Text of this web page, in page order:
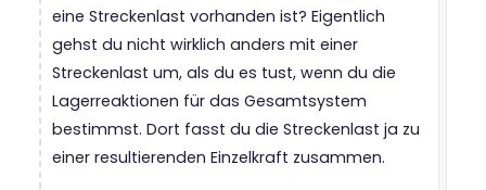
eine Streckenlast vorhanden ist? Eigentlich
gehst du nicht wirklich anders mit einer
Streckenlast um, als du es tust, wenn du die
Lagerreaktionen für das Gesamtsystem
bestimmst. Dort fasst du die Streckenlast ja zu
einer resultierenden Einzelkraft zusammen.